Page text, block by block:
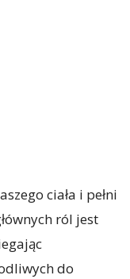
ciała i pełni
ról jest
do